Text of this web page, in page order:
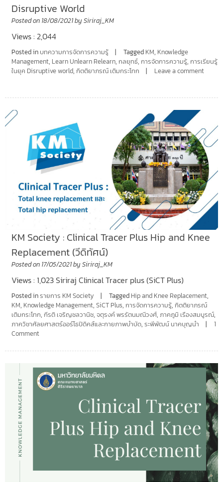
Disruptive World
Posted on 18/08/2021by Siriraj_KM
Views : 2,044
Posted in บทความการจัดการความรู้ Tagged KM, Knowledge
Management, Learn Unlearn Relearn, กลยุทธ์, การจัดการความรู้, การเรียนรู้
ในยุค Disruptive world, กิตติยาภรณ์ เติมกระโทก Leave a comment
KM Society : Clinical Tracer Plus Hip and Knee
Replacement (วีดิทัศน์)
Posted on 17/05/2021by Siriraj_KM
Views : 1,023 Siriraj Clinical Tracer plus (SiCT Plus)
Posted inรายการ KM Society Tagged Hip and Knee Replacement,
KM, Knowledge Management, SiCT Plus, การจัดการความรู้, กิตติยาภรณ์
เติมกระโทก, กีรติ เจริญชลวานิช, จตุรงค์ พรรัตนมณีวงศ์, ภาคภูมิ เรืองสมบูรณ์,
ภาควิชาศัลยศาสตร์ออร์โธปิดิคส์และกายภาพบำบัด, ระพีพัฒน์ นาคบุญนำ
1
Comment